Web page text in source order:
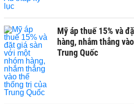
Mỹ áp thuế 15% và
hàng, nhắm thẳng
Trung Quốc